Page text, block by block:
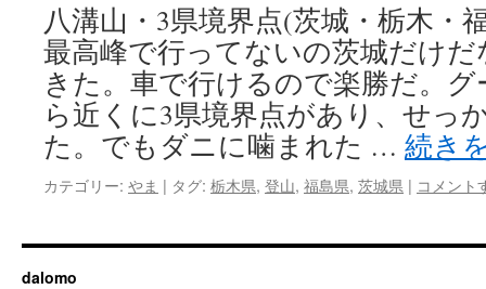
八溝山・3県境界点(茨城・栃木・
最高峰で行ってないの茨城だけ
きた。車で行けるので楽勝だ。
ら近くに3県境界点があり、せっ
た。でもダニに噛まれた … 続き
カテゴリー: やま | タグ: 栃木県, 登山, 福島県, 茨城県 | コメント
dalomo